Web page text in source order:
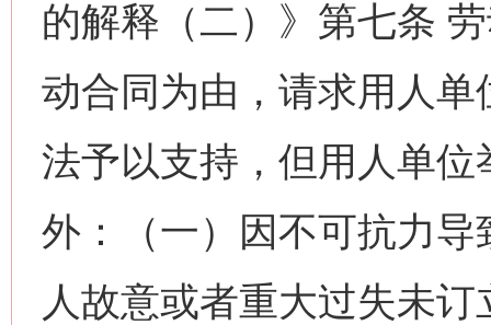
的解释（二）》第七条
动合同为由，请求用人
法予以支持，但用人单
外：（一）因不可抗力
人故意或者重大过失未